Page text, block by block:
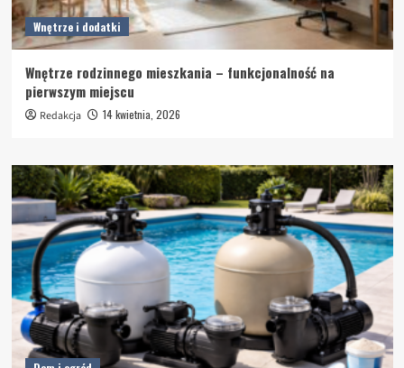
Wnętrze i dodatki
Wnętrze rodzinnego mieszkania – funkcjonalność na
pierwszym miejscu
Redakcja 14 kwietnia, 2026